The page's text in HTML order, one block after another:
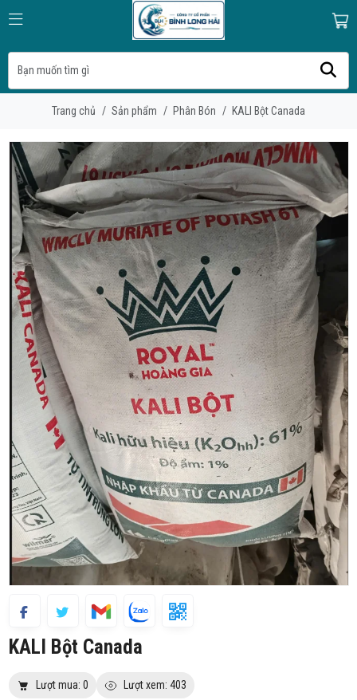
Trang chủ / Sản phẩm / Phân Bón / KALI Bột Canada
KALI Bột Canada
Lượt mua: 0 Lượt xem: 403